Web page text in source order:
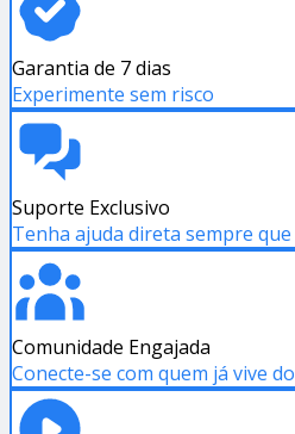
Garantia de 7 dias
Experimente sem risco
Suporte Exclusivo
Tenha ajuda direta sempre
Comunidade Engajada
Conecte-se com quem já vive